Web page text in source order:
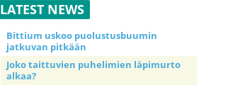
LATEST NEWS
Bittium uskoo puolustusbuumin
jatkuvan pitkään
Joko taittuvien puhelimien läpimurto
alkaa?